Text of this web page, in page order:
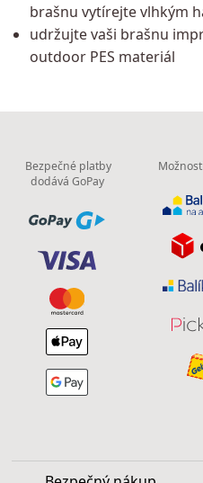
brašnu vytírejte vlhkým
udržujte vaši brašnu
outdoor PES materiál
Bezpečné platby
dodává GoPay